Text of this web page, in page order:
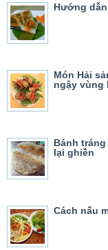
Hướng
Món Hải
ngậy vùng
Bánh
lại ghiền
Cách nấu